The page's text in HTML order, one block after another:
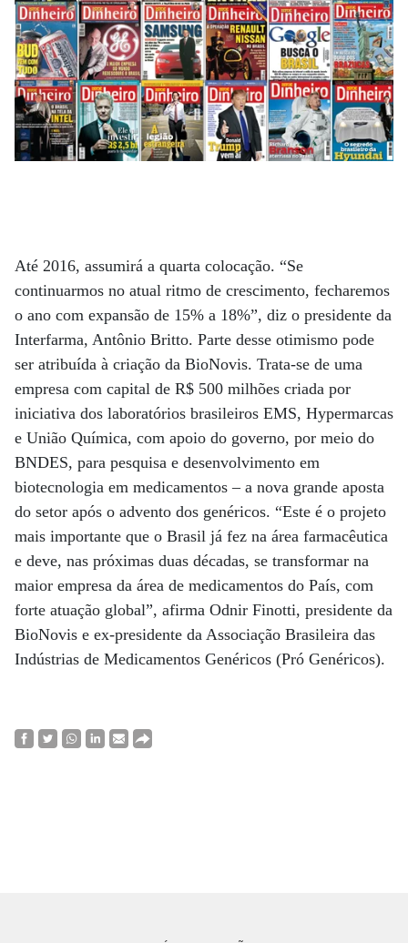
Até 2016, assumirá a quarta colocação. “Se
continuarmos no atual ritmo de crescimento, fecharemos
o ano com expansão de 15% a 18%”, diz o presidente da
Interfarma, Antônio Britto. Parte desse otimismo pode
ser atribuída à criação da BioNovis. Trata-se de uma
empresa com capital de R$ 500 milhões criada por
iniciativa dos laboratórios brasileiros EMS, Hypermarcas
e União Química, com apoio do governo, por meio do
BNDES, para pesquisa e desenvolvimento em
biotecnologia em medicamentos – a nova grande aposta
do setor após o advento dos genéricos. “Este é o projeto
mais importante que o Brasil já fez na área farmacêutica
e deve, nas próximas duas décadas, se transformar na
maior empresa da área de medicamentos do País, com
forte atua­ção global”, afirma Odnir Finotti, presidente da
BioNovis e ex-presidente da Associação Brasileira das
Indústrias de Medicamentos Genéricos (Pró Genéricos).